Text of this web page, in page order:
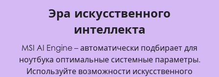
Эра искусственного
интеллекта
MSI AI Engine – автоматически подбирает для
ноутбука оптимальные системные параметры.
Используйте возможности искусственного